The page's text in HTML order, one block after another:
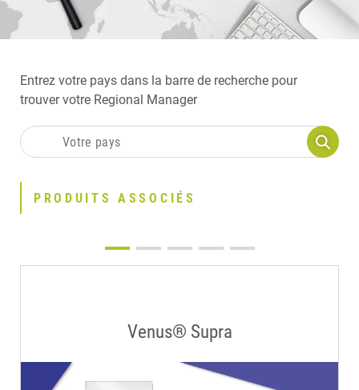
Entrez votre pays dans la barre de recherche pour
trouver votre Regional Manager
PRODUITS ASSOCIÉS
Venus® Supra